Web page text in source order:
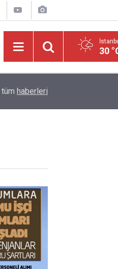
30
Başlıyor: 3 Bin 250
tüm haberleri